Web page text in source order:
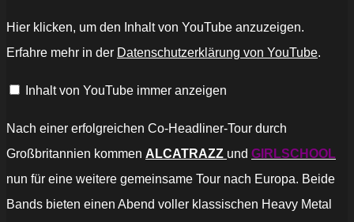
„Alcatrazz
–
Of
Video)“
anzeigen
Hier klicken, um den Inhalt von YouTube anzuzeigen.
Erfahre mehr in der Datenschutzerklärung von YouTube.
Inhalt von YouTube immer anzeigen
Nach einer erfolgreichen Co-Headliner-Tour durch
Großbritannien kommen ALCATRAZZ und GIRLSCHOOL
nun für eine weitere gemeinsame Tour nach Europa. Beide
Bands bieten einen Abend voller klassischen Heavy Metal